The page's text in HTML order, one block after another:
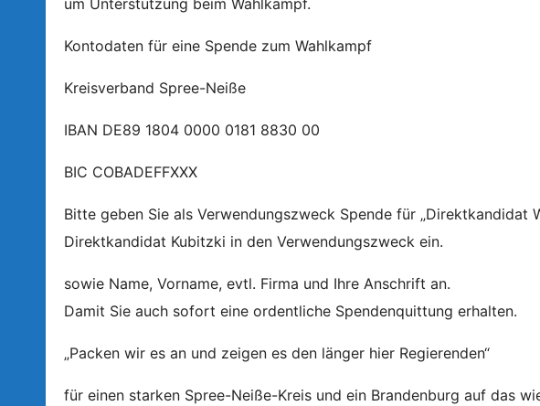
um Unterstützung beim Wahlkampf.
Kontodaten für eine Spende zum Wahlkampf
Kreisverband Spree-Neiße
IBAN DE89 1804 0000 0181 8830 00
BIC COBADEFFXXX
Bitte geben Sie als Verwendungszweck Spende für „Direktkandidat
Direktkandidat Kubitzki in den Verwendungszweck ein.
sowie Name, Vorname, evtl. Firma und Ihre Anschrift an.
Damit Sie auch sofort eine ordentliche Spendenquittung erhalten.
„Packen wir es an und zeigen es den länger hier Regierenden“
für einen starken Spree-Neiße-Kreis und ein Brandenburg auf das